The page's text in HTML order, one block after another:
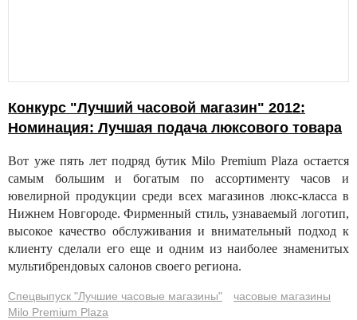
Конкурс "Лучший часовой магазин" 2012:
Номинация: Лучшая подача люксового товара
Вот уже пять лет подряд бутик Milo Premium Plaza остается
самым большим и богатым по ассортименту часов и
ювелирной продукции среди всех магазинов люкс-класса в
Нижнем Новгороде. Фирменный стиль, узнаваемый логотип,
высокое качество обслуживания и внимательный подход к
клиенту сделали его еще и одним из наиболее знаменитых
мультибрендовых салонов своего региона.
Спецвыпуск "Лучшие часовые магазины"
часовые магазины
Milo Premium Plaza